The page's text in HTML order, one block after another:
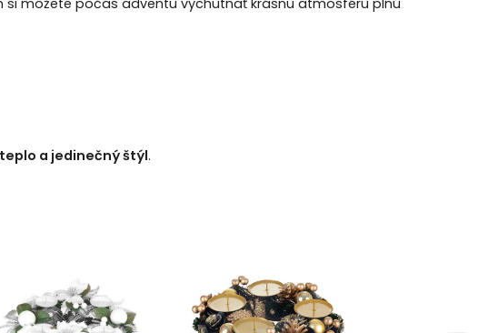
si môžete počas adventu vychutnať krásnu atmosféru plnú
a jedinečný štýl.